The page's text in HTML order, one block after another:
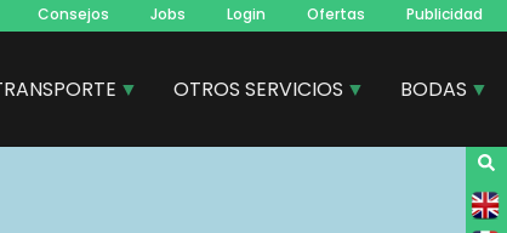
Consejos Jobs Login Ofertas Publicidad
OTROS SERVICIOS BODAS